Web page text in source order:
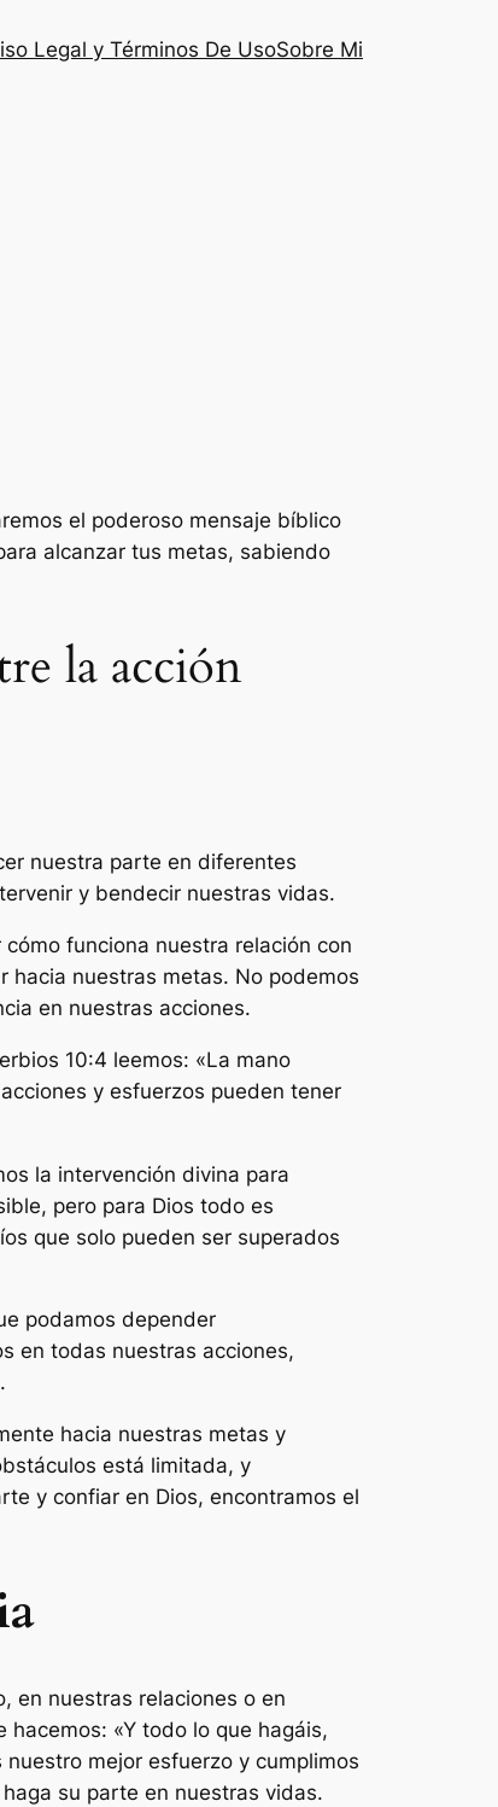
Legal y Términos De UsoSobre Mi
el poderoso mensaje bíblico
alcanzar tus metas, sabiendo
la acción
nuestra parte en diferentes
y bendecir nuestras vidas.
funciona nuestra relación con
hacia nuestras metas. No podemos
en nuestras acciones.
10:4 leemos: «La mano
y esfuerzos pueden tener
la intervención divina para
pero para Dios todo es
que solo pueden ser superados
podamos depender
en todas nuestras acciones,
hacia nuestras metas y
está limitada, y
y confiar en Dios, encontramos el
en nuestras relaciones o en
«Y todo lo que hagáis,
mejor esfuerzo y cumplimos
su parte en nuestras vidas.